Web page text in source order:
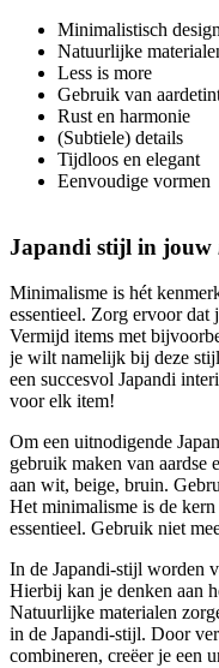
Minimalistisch design
Natuurlijke
Less is more
Gebruik van
Rust en harmonie
(Subtiele) details
Tijdloos en elegant
Eenvoudige vormen
Japandi stijl in jouw
Minimalisme is hét
essentieel. Zorg ervoor
Vermijd items met
je wilt namelijk bij deze
een succesvol Japandi
voor elk item!
Om een uitnodigende
gebruik maken van aardse
aan wit, beige, bruin.
Het minimalisme is de
essentieel. Gebruik niet
In de Japandi-stijl worden
Hierbij kan je denken aan
Natuurlijke materialen
in de Japandi-stijl. Door
combineren, creëer je een